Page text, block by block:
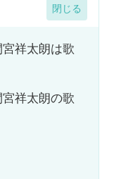
宮祥太朗は歌
宮祥太朗の歌